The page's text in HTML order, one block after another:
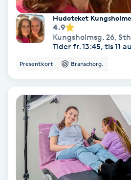
Regndroppsmassage
Reiki
Reikihealing
Restorative Yoga
Rosacea
Rosenmetoden
Hudoteket
4.9
Kungsholmsg. 26,
Tider fr. 13:45, tis 11
Presentkort Branschorg.